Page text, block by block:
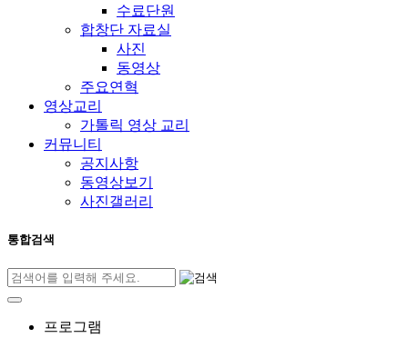
수료단원
합창단 자료실
사진
동영상
주요연혁
영상교리
가톨릭 영상 교리
커뮤니티
공지사항
동영상보기
사진갤러리
통합검색
프로그램